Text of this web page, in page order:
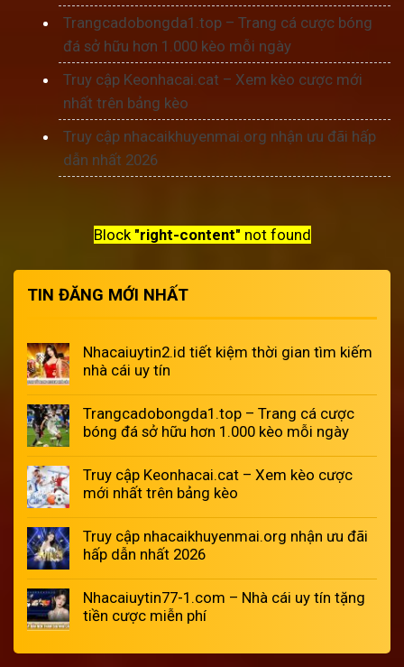
Trangcadobongda1.top – Trang cá cược bóng
đá sở hữu hơn 1.000 kèo mỗi ngày
Truy cập Keonhacai.cat – Xem kèo cược mới
nhất trên bảng kèo
Truy cập nhacaikhuyenmai.org nhận ưu đãi hấp
dẫn nhất 2026
Block "right-content" not found
TIN ĐĂNG MỚI NHẤT
Nhacaiuytin2.id tiết kiệm thời gian tìm kiếm
nhà cái uy tín
Trangcadobongda1.top – Trang cá cược
bóng đá sở hữu hơn 1.000 kèo mỗi ngày
Truy cập Keonhacai.cat – Xem kèo cược
mới nhất trên bảng kèo
Truy cập nhacaikhuyenmai.org nhận ưu đãi
hấp dẫn nhất 2026
Nhacaiuytin77-1.com – Nhà cái uy tín tặng
tiền cược miễn phí